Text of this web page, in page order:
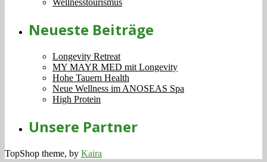
Wellnesstourismus
Neueste Beiträge
Longevity Retreat
MY MAYR MED mit Longevity
Hohe Tauern Health
Neue Wellness im ANOSEAS Spa
High Protein
Unsere Partner
TopShop theme, by Kaira